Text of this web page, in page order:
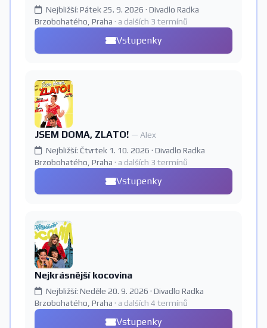
Nejbližší: Pátek 25. 9. 2026 · Divadlo Radka
Brzobohatého, Praha · a dalších 3 termínů
Vstupenky
JSEM DOMA, ZLATO! — Alex
Nejbližší: Čtvrtek 1. 10. 2026 · Divadlo Radka
Brzobohatého, Praha · a dalších 3 termínů
Vstupenky
Nejkrásnější kocovina
Nejbližší: Neděle 20. 9. 2026 · Divadlo Radka
Brzobohatého, Praha · a dalších 4 termínů
Vstupenky